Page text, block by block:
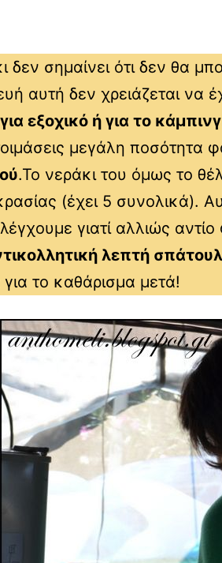
δεν σημαίνει ότι δεν θα
αυτή δεν χρειάζεται να
εξοχικό ή για το
μεγάλη ποσότητα
.Το νεράκι του όμως το
(έχει 5 συνολικά).
γιατί αλλιώς
λεπτή
για το καθάρισμα μετά!